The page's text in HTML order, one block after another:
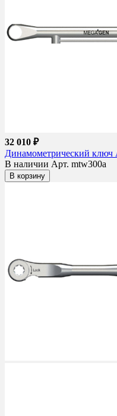
32 010 ₽
Динамометрический ключ
В наличии Арт. mtw300a
В корзину